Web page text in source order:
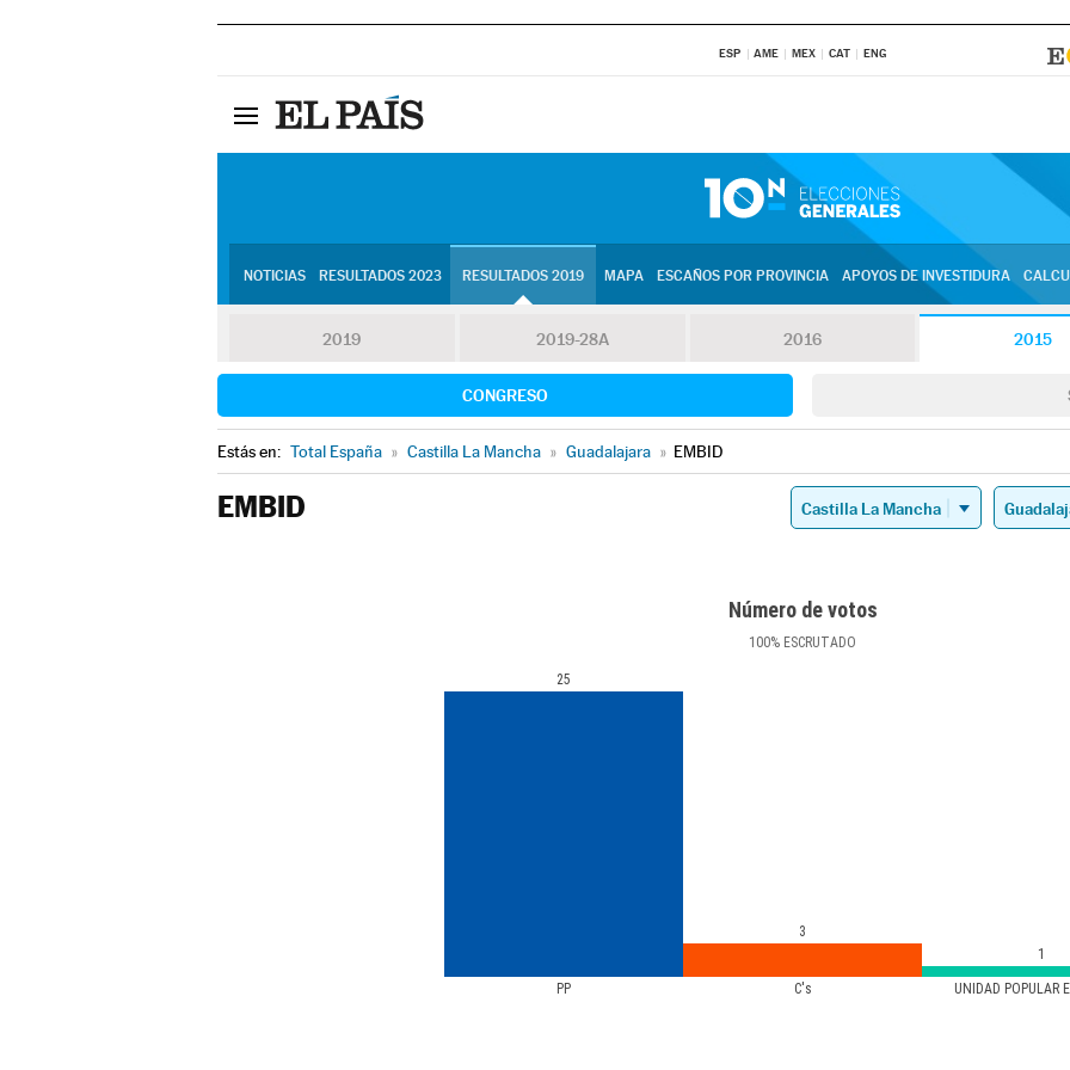
ESP AME MEX CAT ENG
NOTICIAS RESULTADOS 2023 RESULTADOS 2019 MAPA ESCAÑOS POR PROVINCIA APOYOS DE INVESTIDURA
2019 2019-28A 2016 2015
CONGRESO
Estás en: Total España » Castilla La Mancha » Guadalajara » EMBID
EMBID
Número de votos
100% ESCRUTADO
PP C's UNIDAD POPULAR
25
3
1